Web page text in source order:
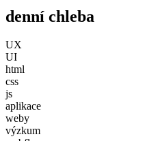
denní chleba
UX
UI
html
css
js
aplikace
weby
výzkum